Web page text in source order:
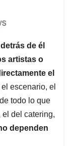
detrás de él
artistas o
el
escenario, el
todo lo que
del catering,
dependen